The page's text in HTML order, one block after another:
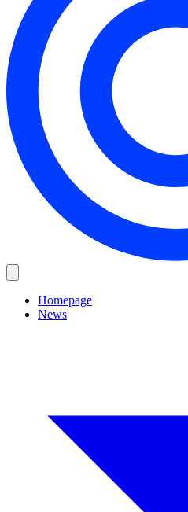
Homepage
News